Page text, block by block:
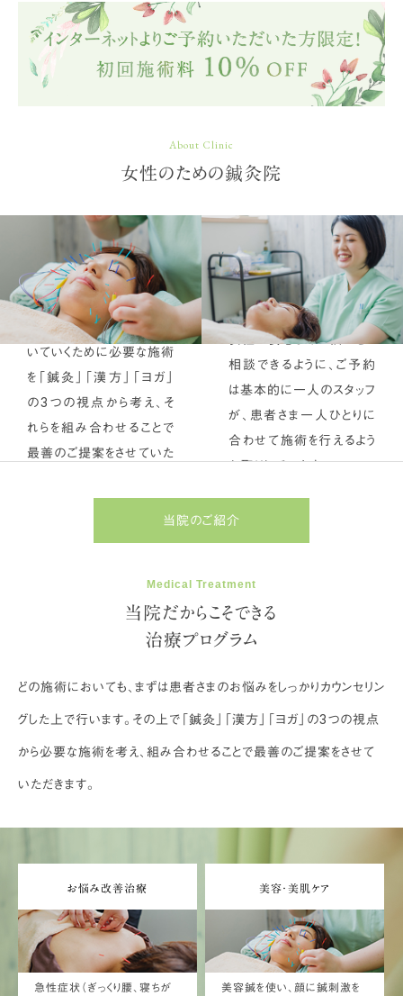
のため、安
心してお悩
いただけま
当院のご
紹介
ます。「鍼
灸」「漢
方」「ヨガ」
を組み合わ
能を最大
限に引き出
すことがで
施術内容
す。突然の
痛みや、自
力ではなか
なか治りに
お悩み改
善のおは
なし
About Clinic
女性のための鍼灸院
患者さまのお悩みを取り除
いていくために必要な施術
を「鍼灸」「漢方」「ヨガ」
の3つの視点から考え、そ
れらを組み合わせることで
最善のご提案をさせていた
女性が安心してお悩みをご
相談できるように、ご予約
は基本的に一人のスタッフ
が、患者さま一人ひとりに
合わせて施術を行えるよう
お取りしています。
当院のご紹介
Medical Treatment
当院だからこそできる
治療プログラム
どの施術においても、まずは患者さまのお悩みをしっかりカウンセリン
グした上で行います。その上で「鍼灸」「漢方」「ヨガ」の3つの視点
から必要な施術を考え、組み合わせることで最善のご提案をさせて
いただきます。
お悩み改善治療
急性症状（ぎっくり腰、寝ちが
美容・美肌ケア
美容鍼を使い、顔に鍼刺激を